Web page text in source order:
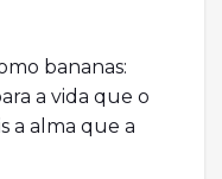
bananas:
a vida que o
a alma que a